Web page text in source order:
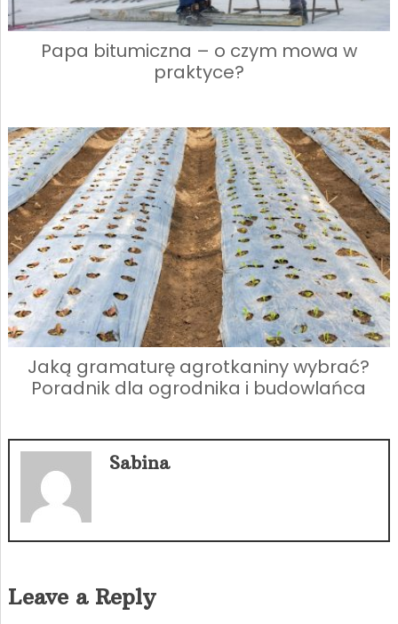
Papa bitumiczna – o czym mowa w
praktyce?
Jaką gramaturę agrotkaniny wybrać?
Poradnik dla ogrodnika i budowlańca
Sabina
Leave a Reply